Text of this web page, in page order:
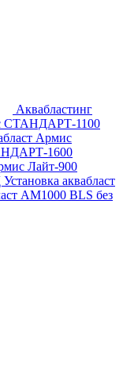
Аквабластинг
СТАНДАРТ-1100
Армис
1600
Лайт-900
Установка аквабласт
AM1000 BLS без